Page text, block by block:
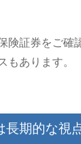
険証券をご確
もあります。
長期的な視